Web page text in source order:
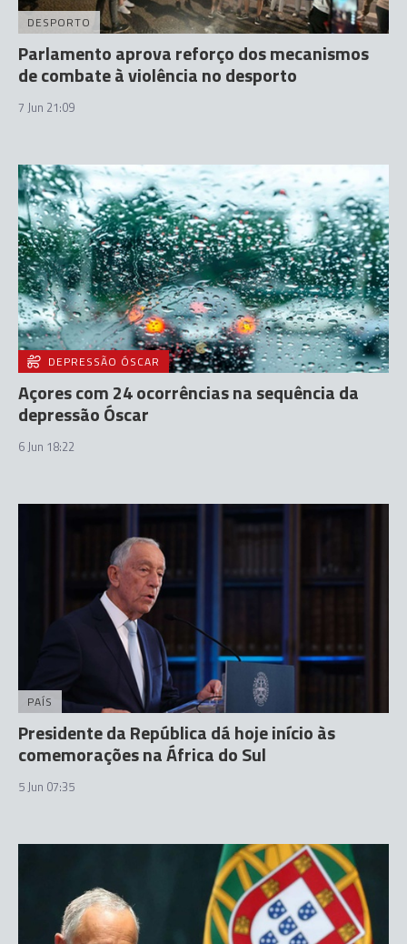
DESPORTO
Parlamento aprova reforço dos mecanismos
de combate à violência no desporto
7 Jun 21:09
DEPRESSÃO ÓSCAR
Açores com 24 ocorrências na sequência da
depressão Óscar
6 Jun 18:22
PAÍS
Presidente da República dá hoje início às
comemorações na África do Sul
5 Jun 07:35